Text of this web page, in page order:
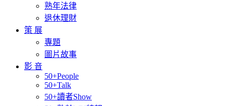
熟年法律
退休理財
策 展
專題
圖片故事
影 音
50+People
50+Talk
50+讀者Show